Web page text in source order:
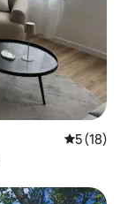
Средна
5 (18)